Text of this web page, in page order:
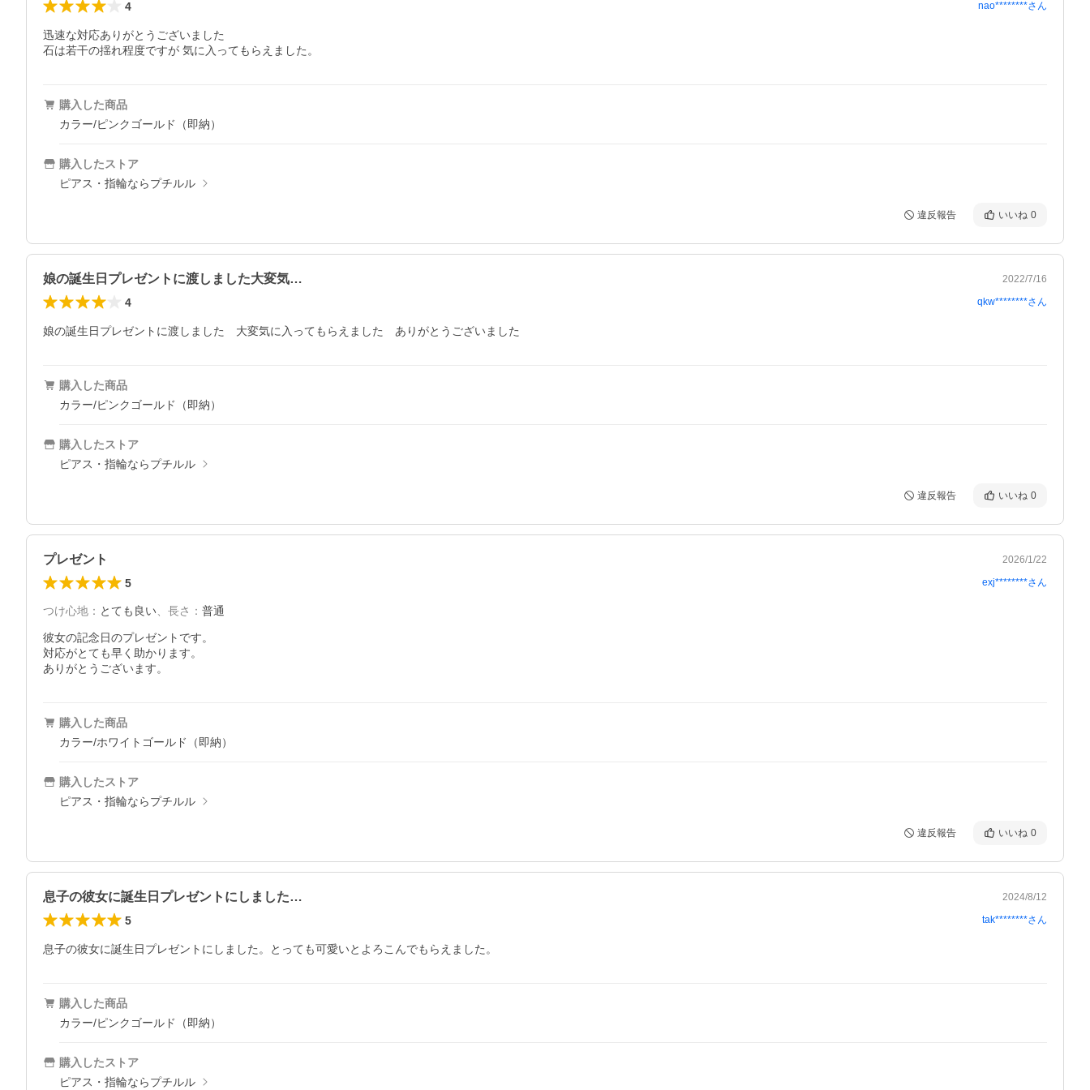
4 nao********さん
迅速な対応ありがとうございました
石は若干の揺れ程度ですが 気に入ってもらえました。
購入した商品
カラー/ピンクゴールド（即納）
購入したストア
ピアス・指輪ならプチルル
違反報告 いいね 0
娘の誕生日プレゼントに渡しました大変気… 2022/7/16
4 qkw********さん
娘の誕生日プレゼントに渡しました　大変気に入ってもらえました　ありがとうございました
購入した商品
カラー/ピンクゴールド（即納）
購入したストア
ピアス・指輪ならプチルル
違反報告 いいね 0
プレゼント 2026/1/22
5 exj********さん
つけ心地 ： とても良い、 長さ ： 普通
彼女の記念日のプレゼントです。
対応がとても早く助かります。
ありがとうございます。
購入した商品
カラー/ホワイトゴールド（即納）
購入したストア
ピアス・指輪ならプチルル
違反報告 いいね 0
息子の彼女に誕生日プレゼントにしました… 2024/8/12
5 tak********さん
息子の彼女に誕生日プレゼントにしました。とっても可愛いとよろこんでもらえました。
購入した商品
カラー/ピンクゴールド（即納）
購入したストア
ピアス・指輪ならプチルル